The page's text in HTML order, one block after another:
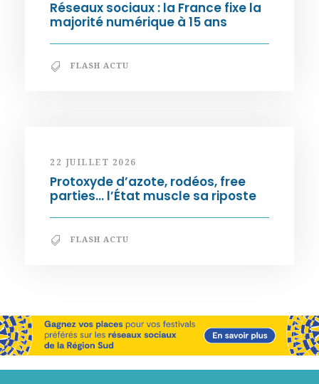
Réseaux sociaux : la France fixe la
majorité numérique à 15 ans
FLASH ACTU
22 JUILLET 2026
Protoxyde d’azote, rodéos, free
parties… l’État muscle sa riposte
FLASH ACTU